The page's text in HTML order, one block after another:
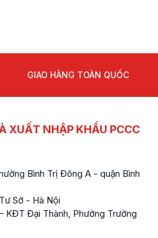
GIAO HÀNG TOÀN QUỐC
XUẤT NHẬP KHẨU PCCC
Bình Trị Đông A - quận Bình
Sở - Hà Nội
KĐT Đại Thành, Phường Trường